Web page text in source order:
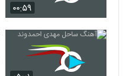
۰۰:۵۹